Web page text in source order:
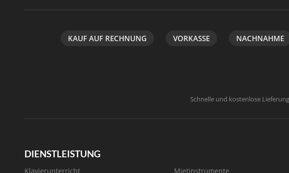
KAUF AUF RECHNUNG VORKASSE NACHNAHME
Schnelle und kostenlose
DIENSTLEISTUNG
Klavierunterricht Mietinstrumente